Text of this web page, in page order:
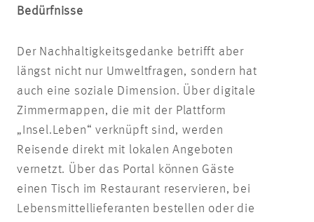
Bedürfnisse
Der Nachhaltigkeitsgedanke betrifft aber
längst nicht nur Umweltfragen, sondern hat
auch eine soziale Dimension. Über digitale
Zimmermappen, die mit der Plattform
„Insel.Leben“ verknüpft sind, werden
Reisende direkt mit lokalen Angeboten
vernetzt. Über das Portal können Gäste
einen Tisch im Restaurant reservieren, bei
Lebensmittellieferanten bestellen oder die